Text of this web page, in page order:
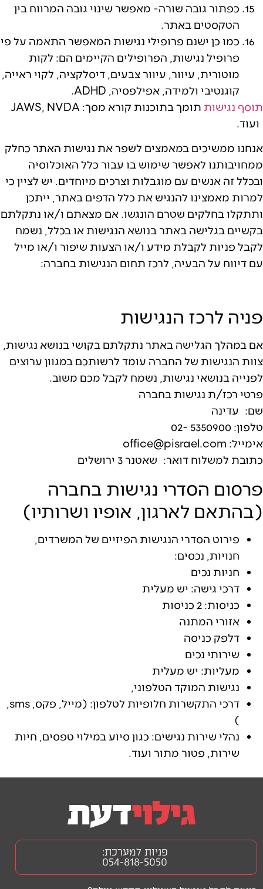
כפתור גובה שורה- מאפשר שינוי גובה המרווח בין
הטקסטים באתר.
כמו כן ישנם פרופילי נגישות המאפשר התאמה על פי
פרופיל נגישות, הפרופילים הקיימים הם: לקות
מוטורית, עיוור, עיוור צבעים, דיסלקציה, לקוי ראייה,
קוגנטיבי ולמידה, אפילפסיה, ADHD.
תוסף נגישות
תומך בתוכנות קורא מסך: JAWS, NVDA
ועוד.
אנחנו ממשיכים במאמצים לשפר את נגישות האתר כחלק
ממחויבותנו לאפשר שימוש בו עבור כלל האוכלוסיה
ובכלל זה אנשים עם מוגבלות וצרכים מיוחדים. יש לציין כי
למרות מאמצינו להנגיש את כלל הדפים באתר, ייתכן
ותתקלו בחלקים שטרם הונגשו. אם מצאתם ו/או נתקלתם
בקשיים בגלישה באתר בנושא הנגישות או בכלל, נשמח
לקבל פניות לקבלת מידע ו/או הצעות שיפור ו/או מייל
עם דיווח על הבעיה, לרכז תחום הנגישות בחברה:
פניה לרכז הנגישות
אם במהלך הגלישה באתר נתקלתם בקושי בנושא נגישות,
צוות הנגישות של החברה עומד לרשותכם במגוון ערוצים
לפנייה בנושאי נגישות, נשמח לקבל מכם משוב.
פרטי רכז/ת נגישות בחברה
שם: עדינה
טלפון: 5350900 -02
אימייל: office@pisrael.com
כתובת למשלוח דואר: שאטנר 3 ירושלים
פרסום הסדרי נגישות בחברה
(בהתאם לארגון, אופיו ושרותיו)
פירוט הסדרי הנגישות הפיזיים של המשרדים,
חנויות, נכסים:
חניות נכים
דרכי גישה: יש מעלית
כניסות: 2 כניסות
אזורי המתנה
דלפק כניסה
שירותי נכים
מעליות: יש מעלית
נגישות המוקד הטלפוני,
)
נהלי שירות נגישים: כגון סיוע במילוי טפסים, חיות
שירות, פטור מתור ועוד.
פניות למערכת:
054-818-5050